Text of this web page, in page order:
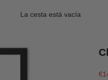
La cesta está vacía